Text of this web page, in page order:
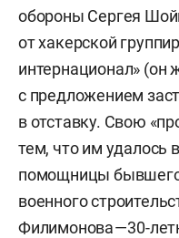
обороны Сергея
от хакерской
интернационал» (он
с предложением
в отставку. Свою
тем, что им удалось
помощницы
военного
Филимонова — 30-